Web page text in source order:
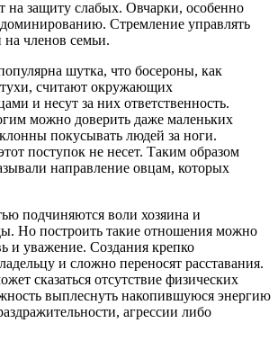
на защиту слабых. Овчарки, особенно
Стремление управлять
на членов семьи.
шутка, что босероны, как
считают окружающих
и несут за них ответственность.
можно доверить даже маленьких
покусывать людей за ноги.
поступок не несет. Таким образом
направление овцам, которых
подчиняются воли хозяина и
Но построить такие отношения можно
и уважение. Создания крепко
и сложно переносят расставания.
сказаться отсутствие физических
выплеснуть накопившуюся энергию
агрессии либо